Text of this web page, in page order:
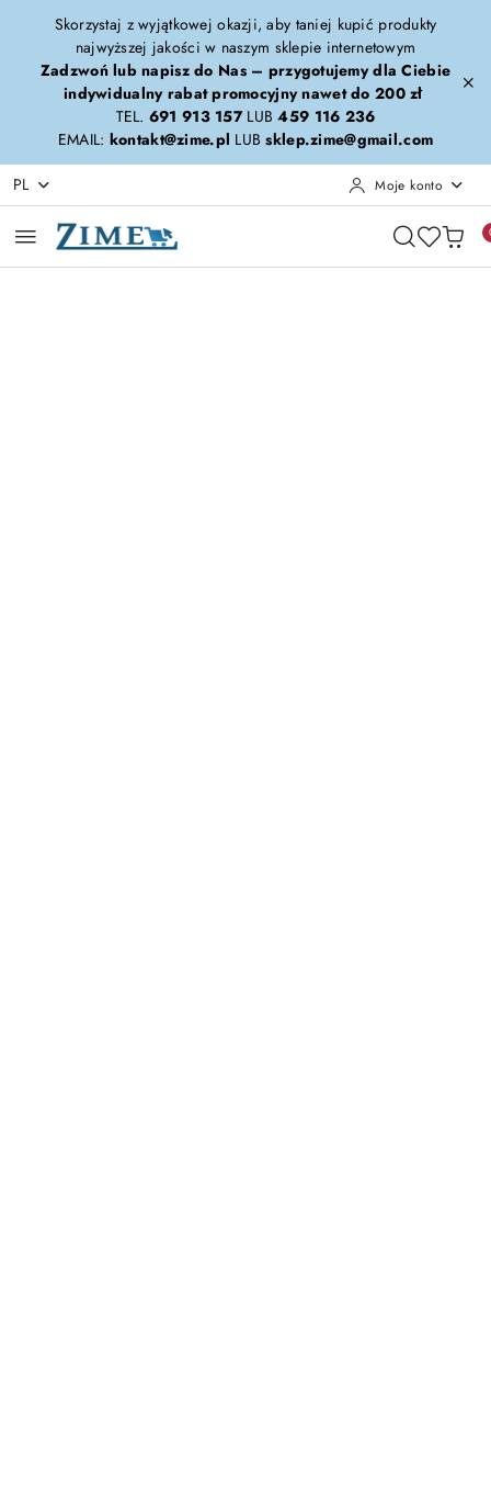
Przejdź do treści głównej
Przejdź do wyszukiwarki
Przejdź do moje konto
Przejdź do menu głównego
Przejdź do opisu produktu
Przejdź do stopki
Skorzystaj z wyjątkowej okazji, aby taniej kupić produkty
najwyższej jakości w naszym sklepie internetowym
Zadzwoń lub napisz do Nas – przygotujemy dla Ciebie
indywidualny rabat promocyjny nawet do 200 zł
TEL. 691 913 157LUB459 116 236
EMAIL: kontakt@zime.pl LUBsklep.zime@gmail.com
PL Moje konto